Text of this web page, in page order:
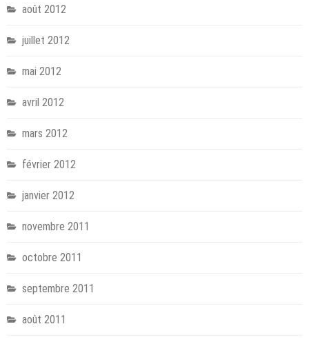
août 2012
juillet 2012
mai 2012
avril 2012
mars 2012
février 2012
janvier 2012
novembre 2011
octobre 2011
septembre 2011
août 2011